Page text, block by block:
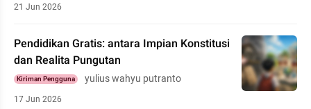
21 Jun 2026
Pendidikan Gratis: antara Impian Konstitusi
dan Realita Pungutan
Kiriman Pengguna yulius wahyu putranto
17 Jun 2026